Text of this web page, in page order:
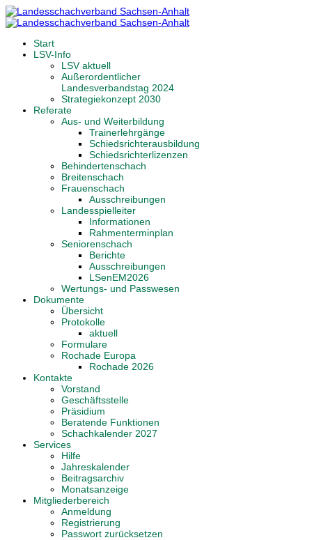
Start
LSV-Info
LSV aktuell
Außerordentlicher
Landesverbandstag 2024
Strategiekonzept 2030
Referate
Aus- und Weiterbildung
Trainerlehrgänge
Schiedsrichterausbildung
Schiedsrichterlizenzen
Behindertenschach
Breitenschach
Frauenschach
Ausschreibungen
Landesspielleiter
Informationen
Rahmenterminplan
Seniorenschach
Berichte
Ausschreibungen
LSenEM2026
Wertungs- und Passwesen
Dokumente
Übersicht
Protokolle
aktuell
Formulare
Rochade Europa
Rochade 2026
Kontakte
Vorstand
Geschäftsstelle
Präsidium
Beratende Funktionen
Schachkalender 2027
Services
Hilfe
Jahreskalender
Beitragsarchiv
Monatsanzeige
Mitgliederbereich
Anmeldung
Registrierung
Passwort zurücksetzen